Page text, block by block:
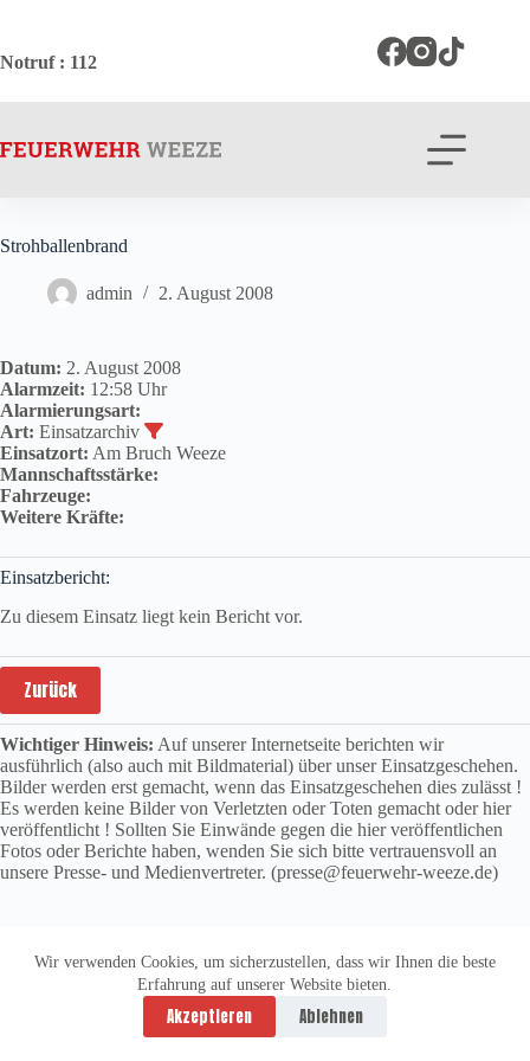
springen
Wir verwenden Cookies, um sicherzustellen, dass wir Ihnen die beste
Erfahrung auf unserer Website bieten.
Akzeptieren Ablehnen
Notruf: 112
Strohballenbrand
admin 2. August 2008
Datum: 2. August 2008
Alarmzeit: 12:58 Uhr
Alarmierungsart:
Art: Einsatzarchiv
Einsatzort: Am Bruch Weeze
Mannschaftsstärke:
Fahrzeuge:
Weitere Kräfte:
Einsatzbericht:
Zu diesem Einsatz liegt kein Bericht vor.
Zurück
Wichtiger Hinweis: Auf unserer Internetseite berichten wir
ausführlich (also auch mit Bildmaterial) über unser Einsatzgeschehen.
Bilder werden erst gemacht, wenn das Einsatzgeschehen dies zulässt !
Es werden keine Bilder von Verletzten oder Toten gemacht oder hier
veröffentlicht ! Sollten Sie Einwände gegen die hier veröffentlichen
Fotos oder Berichte haben, wenden Sie sich bitte vertrauensvoll an
unsere Presse- und Medienvertreter. (presse@feuerwehr-weeze.de)
Datenschutzerklärung
Impressum
Copyright © 2026 -
vitolution